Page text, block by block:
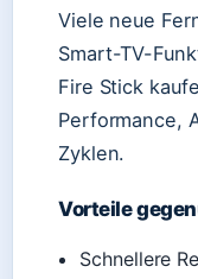
Viele neue
Smart-TV-
Fire Stick
Performance,
Zyklen.
Vorteile
Schnellere